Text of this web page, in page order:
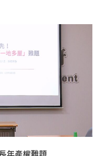
年產權難題